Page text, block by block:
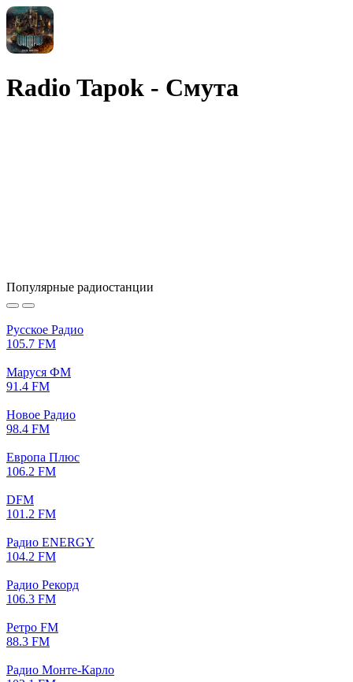
Radio Tapok - Смута
Популярные радиостанции
Русское Радио
105.7 FM
Маруся ФМ
91.4 FM
Новое Радио
98.4 FM
Европа Плюс
106.2 FM
DFM
101.2 FM
Радио ENERGY
104.2 FM
Радио Рекорд
106.3 FM
Ретро FM
88.3 FM
Радио Монте-Карло